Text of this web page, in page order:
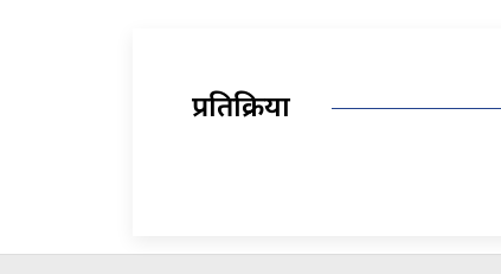
प्रतिक्रिया